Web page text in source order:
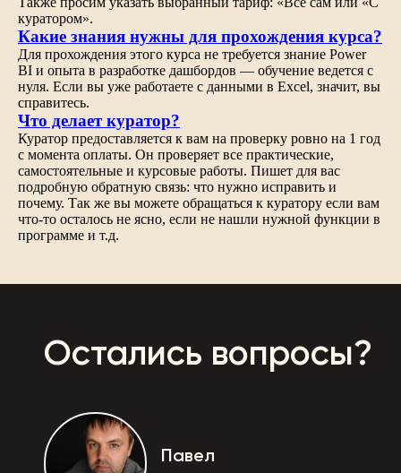
куратором».
Какие знания нужны для прохождения курса?
Для прохождения этого курса не требуется знание Power
BI и опыта в разработке дашбордов — обучение ведется с
нуля. Если вы уже работаете с данными в Excel, значит, вы
справитесь.
Что делает куратор?
Куратор предоставляется к вам на проверку ровно на 1 год
с момента оплаты. Он проверяет все практические,
самостоятельные и курсовые работы. Пишет для вас
подробную обратную связь: что нужно исправить и
почему. Так же вы можете обращаться к куратору если вам
что-то осталось не ясно, если не нашли нужной функции в
программе и т.д.
Павел
Остались вопросы?